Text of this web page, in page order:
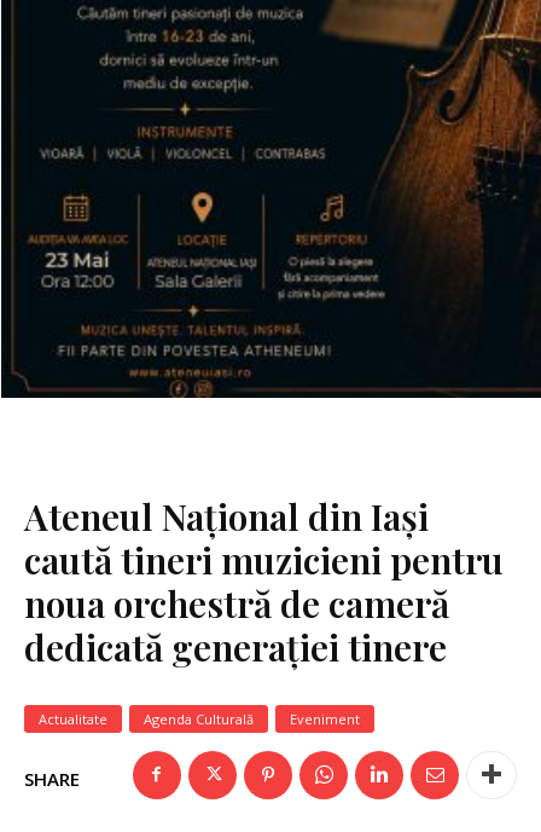
Ateneul Național din Iași
caută tineri muzicieni pentru
noua orchestră de cameră
dedicată generației tinere
Actualitate Agenda Culturală Eveniment
SHARE